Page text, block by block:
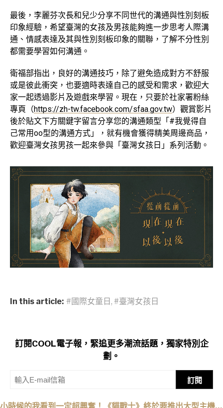
最後，李麗芬次長和兒少分享不同世代的溝通與性別刻板
印象經驗，希望臺灣的女孩及男孩能夠進一步思考人際溝
通、情感表達及其與性別刻板印象的關聯，了解不分性別
都需要學習如何溝通。
衛福部指出，良好的溝通技巧，除了避免造成對方不舒服
或是彼此衝突，也要適時表達自己的感受和需求，歡迎大
家一起透過影片及遊戲來學習。現在，只要於社家署粉絲
專頁（https://zh-tw.facebook.com/sfaa.gov.tw）觀賞影片
後於貼文下方關鍵字留言分享您的溝通類型「#我覺得自
己常用oo型的溝通方式」，就有機會獲得精美周邊商品，
歡迎臺灣女孩男孩一起來參與「臺灣女孩日」系列活動。
In this article: #國際女童日 , #臺灣女孩日
訂閱COOL電子報，緊追更多潮流話題，獨家特別企
劃。
訂閱